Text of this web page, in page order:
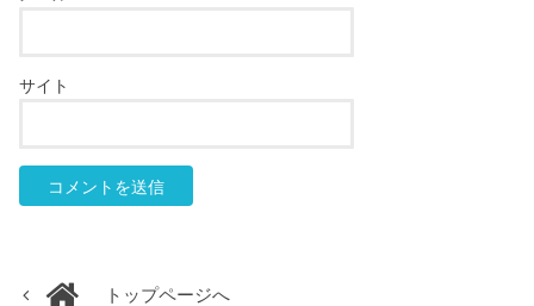
サイト
トップページへ